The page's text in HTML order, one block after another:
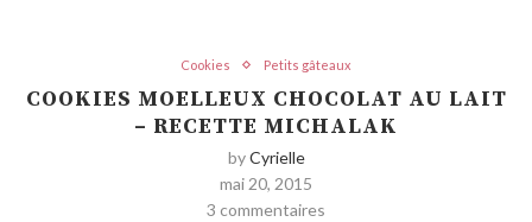
Cookies Petits gâteaux
COOKIES MOELLEUX CHOCOLAT AU LAIT
– RECETTE MICHALAK
byCyrielle
mai 20, 2015
3 commentaires